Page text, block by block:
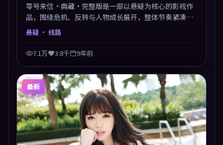
零号来信·典藏·完整版是一部以悬疑为核心的影视作
品，围绕危机、反转与人物成长展开，整体节奏紧凑，
值得推荐观看。
悬疑 · 线路
7.1万 3.8千 9年前
最新